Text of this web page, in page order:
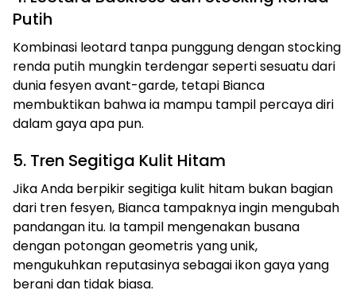
Putih
Kombinasi leotard tanpa punggung dengan stocking
renda putih mungkin terdengar seperti sesuatu dari
dunia fesyen avant-garde, tetapi Bianca
membuktikan bahwa ia mampu tampil percaya diri
dalam gaya apa pun.
5. Tren Segitiga Kulit Hitam
Jika Anda berpikir segitiga kulit hitam bukan bagian
dari tren fesyen, Bianca tampaknya ingin mengubah
pandangan itu. Ia tampil mengenakan busana
dengan potongan geometris yang unik,
mengukuhkan reputasinya sebagai ikon gaya yang
berani dan tidak biasa.